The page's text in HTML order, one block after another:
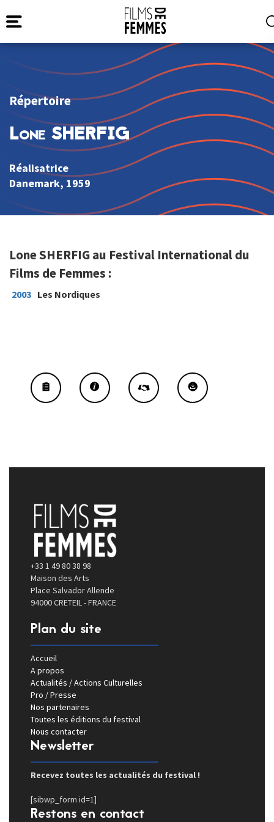
Répertoire
Lone SHERFIG
Réalisatrice
Danemark, 1959
Lone SHERFIG au Festival International du
Films de Femmes :
2003 Les Nordiques
+33 1 49 80 38 98
Maison des Arts
Place Salvador Allende
94000 CRETEIL - FRANCE
Plan du site
Accueil
A propos
Actualités / Actions Culturelles
Pro / Presse
Nos partenaires
Toutes les éditions du festival
Nous contacter
Newsletter
Recevez toutes les actualités du festival !
[sibwp_form id=1]
Restons en contact